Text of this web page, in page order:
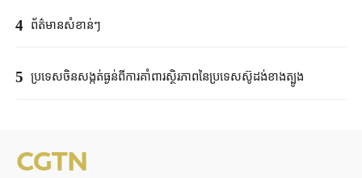
4 ព័ត៌មានសំខាន់ៗ
5 ប្រទេសចិនសង្កត់ធ្ងន់ពីការគាំពារស្ថិរភាពនៃប្រទេសស៊ូដង់ខាងត្បូង